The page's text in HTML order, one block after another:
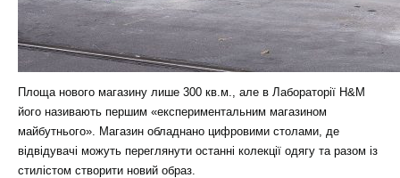
Площа нового магазину лише 300 кв.м., але в Лабораторії H&M
його називають першим «експериментальним магазином
майбутнього». Магазин обладнано цифровими столами, де
відвідувачі можуть переглянути останні колекції одягу та разом із
стилістом створити новий образ.